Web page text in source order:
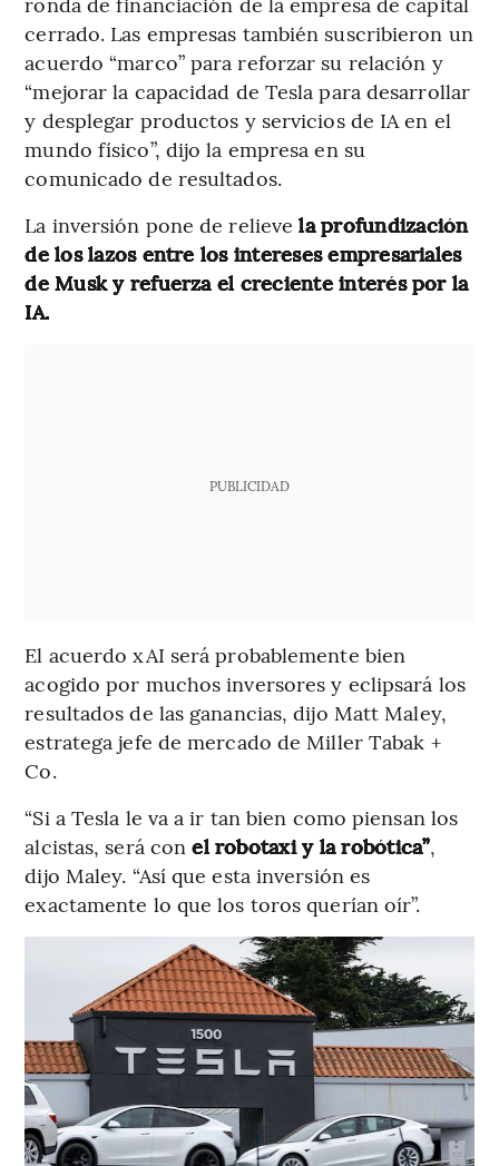
cerrado. Las empresas también suscribieron un
acuerdo “marco” para reforzar su relación y
“mejorar la capacidad de Tesla para desarrollar
y desplegar productos y servicios de IA en el
mundo físico”, dijo la empresa en su
comunicado de resultados.
La inversión pone de relieve la profundización
de los lazos entre los intereses empresariales
de Musk y refuerza el creciente interés por la
IA.
PUBLICIDAD
El acuerdo xAI será probablemente bien
acogido por muchos inversores y eclipsará los
resultados de las ganancias, dijo Matt Maley,
estratega jefe de mercado de Miller Tabak +
Co.
“Si a Tesla le va a ir tan bien como piensan los
alcistas, será conel robotaxi y la robótica”,
dijo Maley. “Así que esta inversión es
exactamente lo que los toros querían oír”.